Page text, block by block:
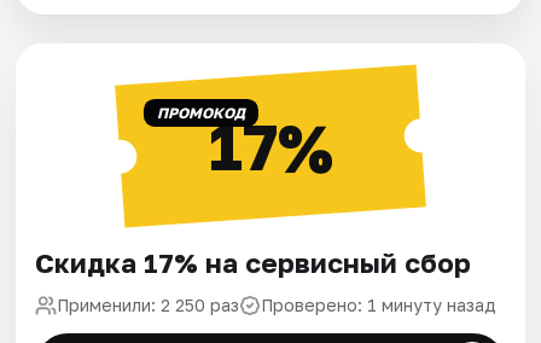
ПРОМОКОД17%
Скидка 17% на сервисный сбор
Применили: 2 250 раз Проверено: 1 минуту назад